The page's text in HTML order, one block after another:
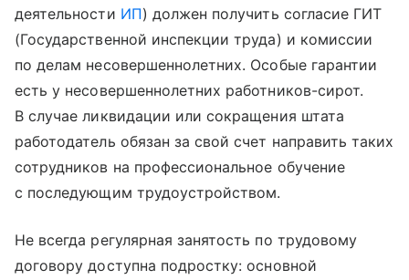
деятельности ИП) должен получить согласие ГИТ
(Государственной инспекции труда) и комиссии
по делам несовершеннолетних. Особые гарантии
есть у несовершеннолетних работников-сирот.
В случае ликвидации или сокращения штата
работодатель обязан за свой счет направить таких
сотрудников на профессиональное обучение
с последующим трудоустройством.
Не всегда регулярная занятость по трудовому
договору доступна подростку: основной